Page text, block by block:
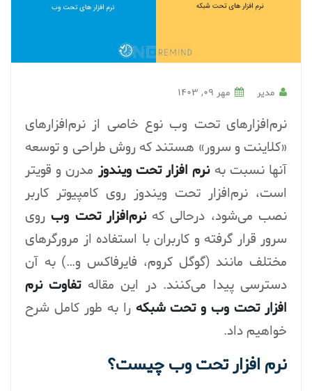
مدیر مهر ۰۹, ۱۴۰۳
نرم‌افزارهای تحت وب نوع خاصی از نرم‌افزارهای
«کلاینت و سرور» هستند که روش طراحی و توسعه
آنها نسبت بهنرم افزار تحت ویندوز مدرن و قویتر
است، نرم‌افزار تحت ویندوز روی کامپیوتر کاربر
نصب می‌شود، درحالی کهنرم‌‌افزار تحت وبروی
سرور قرار گرفته و کاربران با استفاده از مرورگرهای
مختلف مانند (گوگل کروم، فایرفاکس و…) به آن
دسترسی پیدا می‌کنند. در این مقالهتفاوت نرم
افزار تحت وب و تحت شبکه را به طور کامل شرح
خواهیم داد.
نرم افزار تحت وب چیست؟